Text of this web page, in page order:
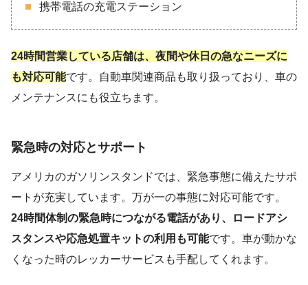
携帯電話の充電ステーション
24時間営業している店舗は、夜間や休日の急なニーズに
も対応可能です。自動車関連商品も取り扱っており、車の
メンテナンスにも役立ちます。
緊急時の対応とサポート
アメリカのガソリンスタンドでは、緊急事態に備えたサポ
ートが充実しています。万が一の事態に対応可能です。
24時間体制の緊急時につながる電話があり、ロードアシ
スタンスや応急処置キットの利用も可能です。車が動かな
くなった時のレッカーサービスも手配してくれます。